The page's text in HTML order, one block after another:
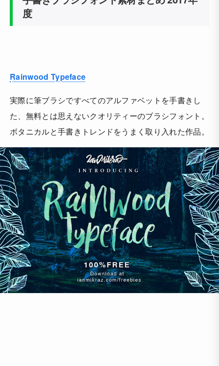
度
Rainwood Typeface
実際に筆ブラシですべてのアルファベットを手書きし
た、無料とは思えないクオリティーのブラシフォント。
ボタニカルと手書きトレンドをうまく取り入れた作品。